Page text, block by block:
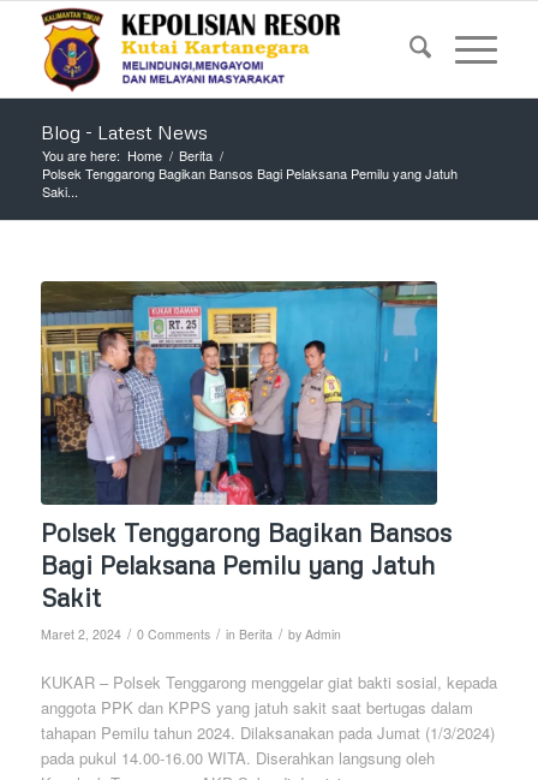
Blog - Latest News
You are here: Home / Berita /
Polsek Tenggarong Bagikan Bansos Bagi Pelaksana Pemilu yang Jatuh
Saki...
Polsek Tenggarong Bagikan Bansos
Bagi Pelaksana Pemilu yang Jatuh
Sakit
Maret 2, 2024 / 0 Comments / in Berita / by Admin
KUKAR – Polsek Tenggarong menggelar giat bakti sosial, kepada
anggota PPK dan KPPS yang jatuh sakit saat bertugas dalam
tahapan Pemilu tahun 2024. Dilaksanakan pada Jumat (1/3/2024)
pada pukul 14.00-16.00 WITA. Diserahkan langsung oleh